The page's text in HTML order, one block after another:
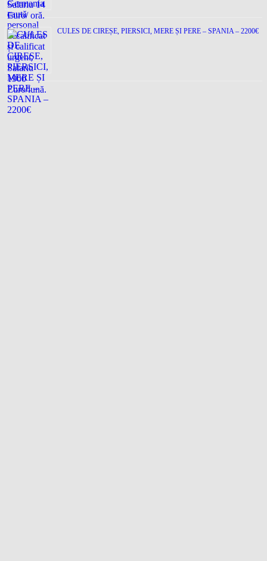
CULES DE CIREȘE, PIERSICI, MERE ȘI PERE – SPANIA – 2200€